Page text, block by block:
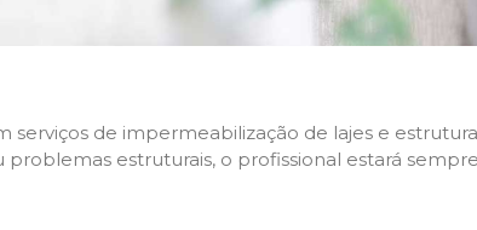
serviços de impermeabilização de lajes e
problemas estruturais, o profissional estará